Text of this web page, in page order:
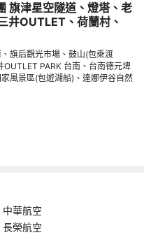
旗津星空隧道、燈塔、老
井OUTLET、荷蘭村、
旗后觀光市場、鼓山(包乘渡
PARK 台南、台南德元埤
風景區(包遊湖船)、達娜伊谷自然
中華航空
長榮航空